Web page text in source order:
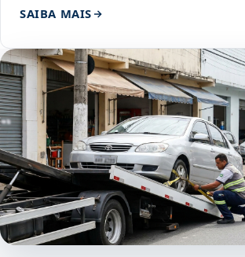
SAIBA MAIS